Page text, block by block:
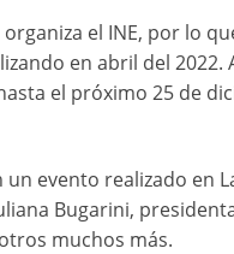
el INE, por lo
en abril del
el próximo 25 de
un evento realizado en
Bugarini,
muchos más.